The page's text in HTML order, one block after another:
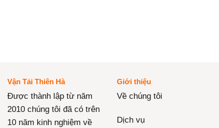
Vận Tải Thiên Hà
Được thành lập từ năm
2010 chúng tôi đã có trên
10 năm kinh nghiệm về
Giới thiệu
Về chúng tôi
Dịch vụ